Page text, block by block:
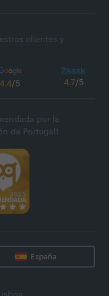
clientes y
4.4/5 4.7/5
por la
de Portugal!
España